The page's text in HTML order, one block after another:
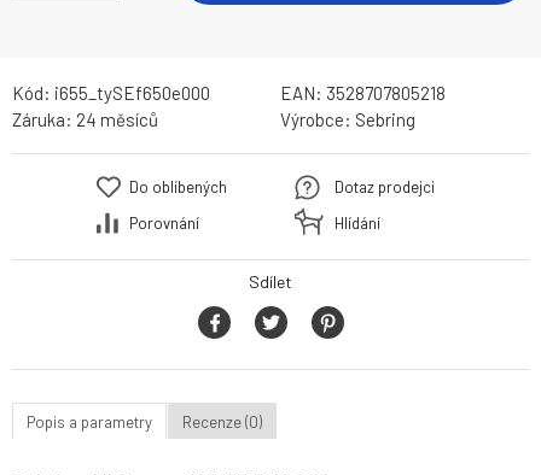
Kód: i655_tySEf650e000 EAN: 3528707805218
Záruka: 24 měsíců Výrobce: Sebring
Do oblíbených
Porovnání
Dotaz prodejci
Hlídání
Sdílet
Popis a parametry Recenze (0)